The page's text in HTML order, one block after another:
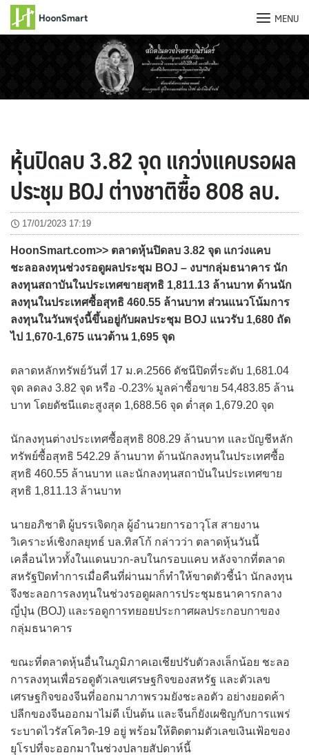
MENU
หุ้นปิดลบ 3.82 จุด แกว่งแคบรอผล
ประชุม BOJ ต่างชาติซื้อ 808 ลบ.
17/01/2023 17:19
HoonSmart.com>> ตลาดหุ้นปิดลบ 3.82 จุด แกว่งแคบ
ชะลอลงทุนช่วงรอดูผลประชุม BOJ – งบฯกลุ่มธนาคาร นัก
ลงทุนสถาบันในประเทศขายสุทธิ 1,811.13 ล้านบาท ด้านนัก
ลงทุนในประเทศซื้อสุทธิ 460.55 ล้านบาท ส่วนแนวโน้มการ
ลงทุนในวันพรุ่งนี้ขึ้นอยู่กับผลประชุม BOJ แนวรับ 1,680 ถัด
ไป 1,670-1,675 แนวต้าน 1,695 จุด
ตลาดหลักทรัพย์วันที่ 17 ม.ค.2566 ดัชนีปิดที่ระดับ 1,681.04
จุด ลดลง 3.82 จุด หรือ -0.23% มูลค่าซื้อขาย 54,483.85 ล้าน
บาท โดยดัชนีแตะสูงสุด 1,688.56 จุด ต่ำสุด 1,679.20 จุด
นักลงทุนต่างประเทศซื้อสุทธิ 808.29 ล้านบาท และบัญชีหลัก
ทรัพย์ซื้อสุทธิ 542.29 ล้านบาท ด้านนักลงทุนในประเทศซื้อ
สุทธิ 460.55 ล้านบาท และนักลงทุนสถาบันในประเทศขาย
สุทธิ 1,811.13 ล้านบาท
นายอภิชาติ ผู้บรรเจิดกุล ผู้อำนวยการอาวุโส สายงาน
วิเคราะห์เชิงกลยุทธ์ บล.ทิสโก้ กล่าวว่า ตลาดหุ้นวันนี้
เคลื่อนไหวทั้งในแดนบวก-ลบในกรอบแคบ หลังจากที่ตลาด
สหรัฐปิดทำการเมื่อคืนที่ผ่านมาก็ทำให้ขาดตัวชี้นำ นักลงทุน
จึงชะลอการลงทุนในช่วงรอดูผลการประชุมธนาคารกลาง
ญี่ปุ่น (BOJ) และรอดูการทยอยประกาศผลประกอบกาของ
กลุ่มธนาคาร
ขณะที่ตลาดหุ้นอื่นในภูมิภาคเอเชียปรับตัวลงเล็กน้อย ชะลอ
การลงทุนเพื่อรอดูตัวเลขเศรษฐกิจของสหรัฐ และตัวเลข
เศรษฐกิจของจีนที่ออกมาภาพรวมยังชะลอตัว อย่างยอดค้า
ปลีกของจีนออกมาไม่ดี เป็นต้น และจีนก็ยังเผชิญกับการแพร่
ระบาดไวรัสโควิด-19 อยู่ พร้อมให้ติดตามตัวเลขเงินเฟ้อของ
ยุโรปที่จะออกมาในช่วงปลายสัปดาห์นี้